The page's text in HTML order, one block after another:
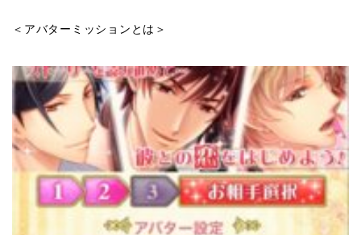
＜アバターミッションとは＞